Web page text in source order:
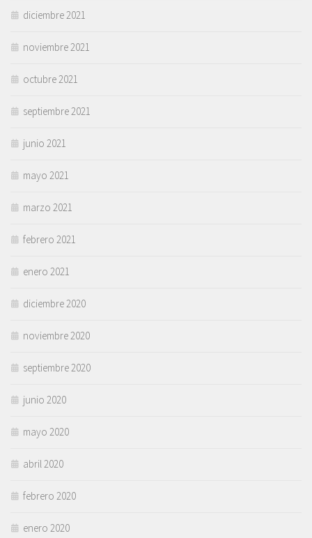
diciembre 2021
noviembre 2021
octubre 2021
septiembre 2021
junio 2021
mayo 2021
marzo 2021
febrero 2021
enero 2021
diciembre 2020
noviembre 2020
septiembre 2020
junio 2020
mayo 2020
abril 2020
febrero 2020
enero 2020